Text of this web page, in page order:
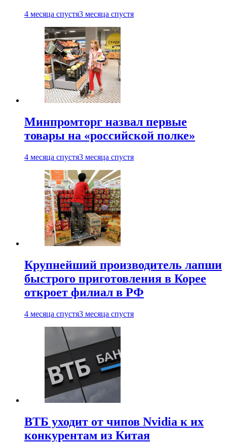
4 месяца спустя3 месяца спустя
Минпромторг назвал первые
товары на «российской полке»
4 месяца спустя3 месяца спустя
Крупнейший производитель лапши
быстрого приготовления в Корее
откроет филиал в РФ
4 месяца спустя3 месяца спустя
ВТБ уходит от чипов Nvidia к их
конкурентам из Китая